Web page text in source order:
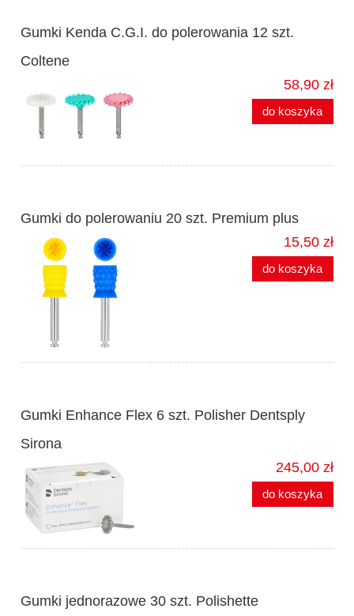
Gumki Kenda C.G.I. do polerowania 12 szt.
Coltene
58,90 zł
do koszyka
Gumki do polerowaniu 20 szt. Premium plus
15,50 zł
do koszyka
Gumki Enhance Flex 6 szt. Polisher Dentsply
Sirona
245,00 zł
do koszyka
Gumki jednorazowe 30 szt. Polishette